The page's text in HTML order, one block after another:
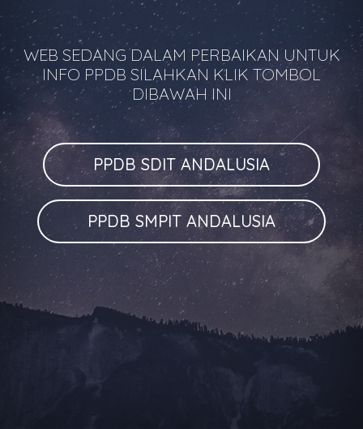
WEB SEDANG DALAM PERBAIKAN UNTUK
INFO PPDB SILAHKAN KLIK TOMBOL
DIBAWAH INI
PPDB SDIT ANDALUSIA
PPDB SMPIT ANDALUSIA